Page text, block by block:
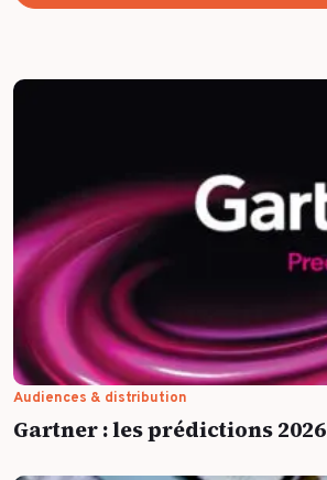
Audiences & distribution
Gartner : les prédictions 2026